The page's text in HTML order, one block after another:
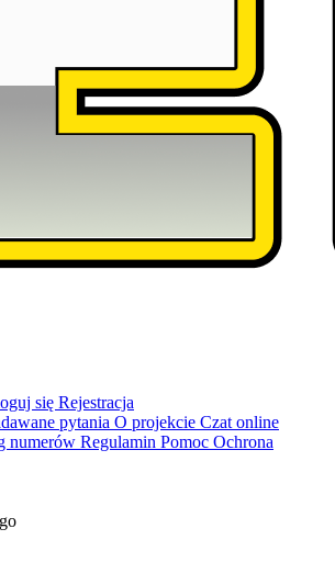
się Rejestracja
pytania O projekcie Czat online
numerów Regulamin Pomoc Ochrona